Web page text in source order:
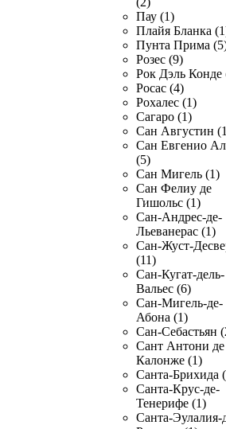
Пау (1)
Плайя Бланка
Пунта Прима
Розес (9)
Рок Дэль Конде
Росас (4)
Рохалес (1)
Сагаро (1)
Сан Августин
Сан Евгенио
(5)
Сан Мигель (1)
Сан Фелиу де
Гишольс (1)
Сан-Андрес-де-
Льеванерас (1)
Сан-Жуст-
(11)
Сан-Кугат-дель-
Вальес (6)
Сан-Мигель-де-
Абона (1)
Сан-Себастьян
Сант Антони де
Калонже (1)
Санта-Брихида
Санта-Крус-де-
Тенерифе (1)
Санта-Эулалия-